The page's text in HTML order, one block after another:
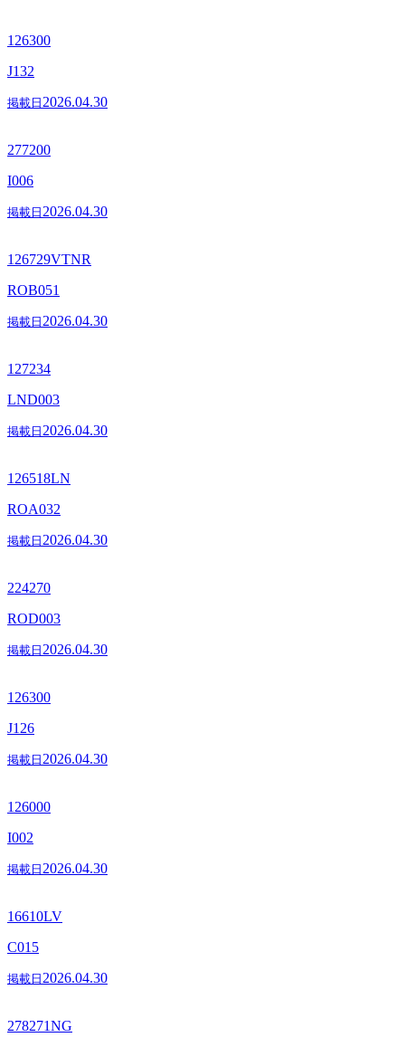
126300
J132
掲載日 2026.04.30
277200
I006
掲載日 2026.04.30
126729VTNR
ROB051
掲載日 2026.04.30
127234
LND003
掲載日 2026.04.30
126518LN
ROA032
掲載日 2026.04.30
224270
ROD003
掲載日 2026.04.30
126300
J126
掲載日 2026.04.30
126000
I002
掲載日 2026.04.30
16610LV
C015
掲載日 2026.04.30
278271NG